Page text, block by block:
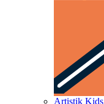
Artistik Kids